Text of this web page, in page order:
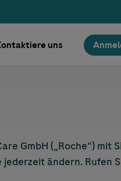
uns
GmbH („Roche“) mit
ändern. Rufen